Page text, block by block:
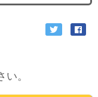
。